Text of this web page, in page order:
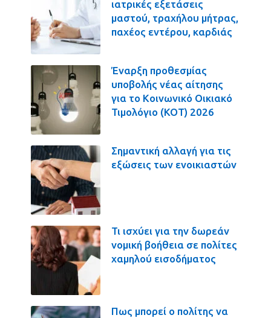
ιατρικές εξετάσεις
μαστού, τραχήλου μήτρας,
παχέος εντέρου, καρδιάς
Έναρξη προθεσμίας
υποβολής νέας αίτησης
για το Κοινωνικό Οικιακό
Τιμολόγιο (ΚΟΤ) 2026
Σημαντική αλλαγή για τις
εξώσεις των ενοικιαστών
Τι ισχύει για την δωρεάν
νομική βοήθεια σε πολίτες
χαμηλού εισοδήματος
Πως μπορεί ο πολίτης να